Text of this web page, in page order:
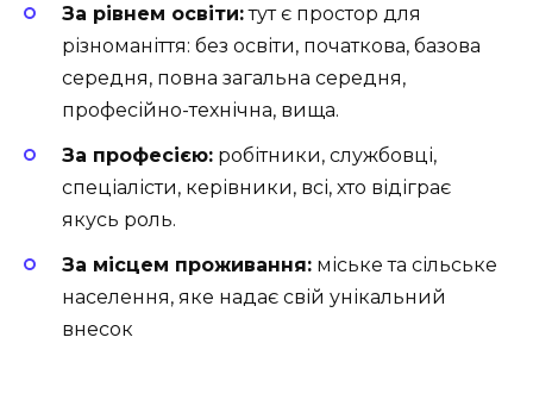
За рівнем освіти:тут є простор для
різноманіття: без освіти, початкова, базова
середня, повна загальна середня,
професійно-технічна, вища.
За професією: робітники, службовці,
спеціалісти, керівники, всі, хто відіграє
якусь роль.
За місцем проживання: міське та сільське
населення, яке надає свій унікальний
внесок